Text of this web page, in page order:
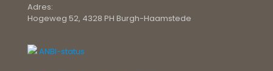
Adres:
Hogeweg 52, 4328 PH Burgh-Haamstede
ANBI-status